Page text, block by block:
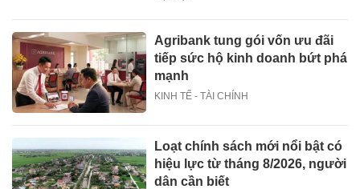
Agribank tung gói vốn ưu đãi
tiếp sức hộ kinh doanh bứt phá
mạnh
KINH TẾ - TÀI CHÍNH
Loạt chính sách mới nổi bật có
hiệu lực từ tháng 8/2026, người
dân cần biết